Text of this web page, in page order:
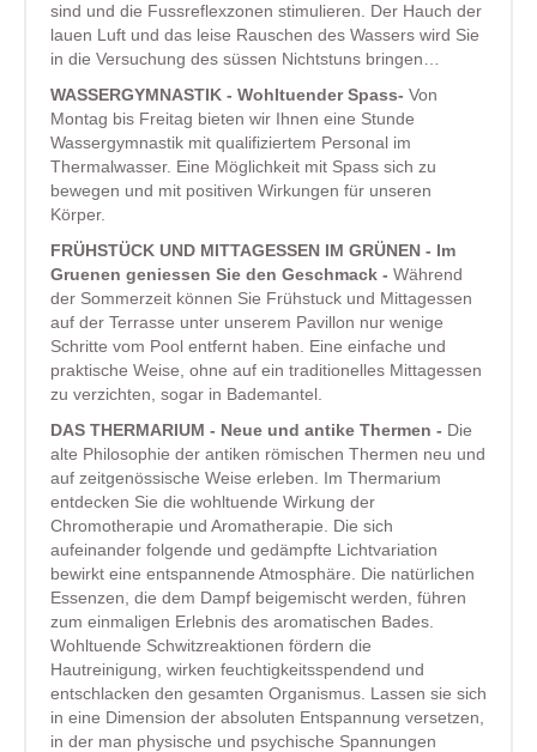
sind und die Fussreflexzonen stimulieren. Der Hauch der
lauen Luft und das leise Rauschen des Wassers wird Sie
in die Versuchung des süssen Nichtstuns bringen…
WASSERGYMNASTIK - Wohltuender Spass- Von
Montag bis Freitag bieten wir Ihnen eine Stunde
Wassergymnastik mit qualifiziertem Personal im
Thermalwasser. Eine Möglichkeit mit Spass sich zu
bewegen und mit positiven Wirkungen für unseren
Körper.
FRÜHSTÜCK UND MITTAGESSEN IM GRÜNEN - Im
Gruenen geniessen Sie den Geschmack - Während
der Sommerzeit können Sie Frühstuck und Mittagessen
auf der Terrasse unter unserem Pavillon nur wenige
Schritte vom Pool entfernt haben. Eine einfache und
praktische Weise, ohne auf ein traditionelles Mittagessen
zu verzichten, sogar in Bademantel.
DAS THERMARIUM - Neue und antike Thermen - Die
alte Philosophie der antiken römischen Thermen neu und
auf zeitgenössische Weise erleben. Im Thermarium
entdecken Sie die wohltuende Wirkung der
Chromotherapie und Aromatherapie. Die sich
aufeinander folgende und gedämpfte Lichtvariation
bewirkt eine entspannende Atmosphäre. Die natürlichen
Essenzen, die dem Dampf beigemischt werden, führen
zum einmaligen Erlebnis des aromatischen Bades.
Wohltuende Schwitzreaktionen fördern die
Hautreinigung, wirken feuchtigkeitsspendend und
entschlacken den gesamten Organismus. Lassen sie sich
in eine Dimension der absoluten Entspannung versetzen,
in der man physische und psychische Spannungen